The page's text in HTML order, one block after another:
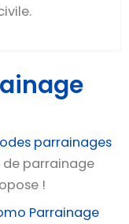
parrainages
de parrainage
!
Parrainage